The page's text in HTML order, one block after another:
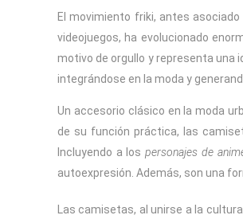
El movimiento friki, antes
videojuegos, ha evolucionado
motivo de orgullo y representa una
integrándose en la moda y
Un accesorio clásico en la moda
de su función práctica, las
Incluyendo a lospersonajes de
autoexpresión. Además, son una
Las camisetas, al unirse a la